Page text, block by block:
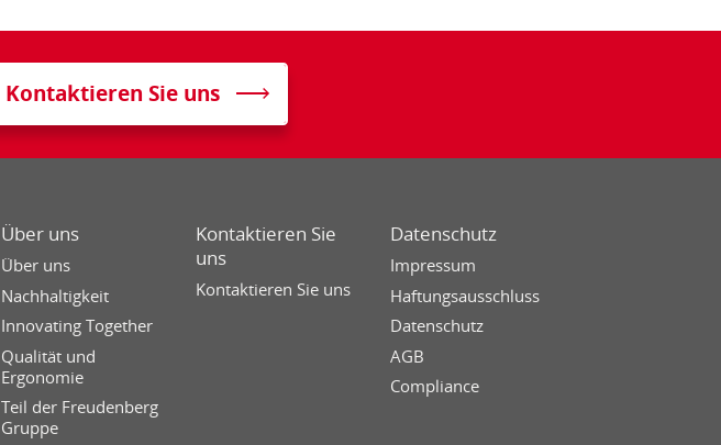
Kontaktieren Sie uns
Über uns
Über uns
Nachhaltigkeit
Innovating Together
Qualität und
Ergonomie
Teil der Freudenberg
Gruppe
Kontaktieren Sie
uns
Kontaktieren Sie uns
Datenschutz
Impressum
Haftungsausschluss
Datenschutz
AGB
Compliance